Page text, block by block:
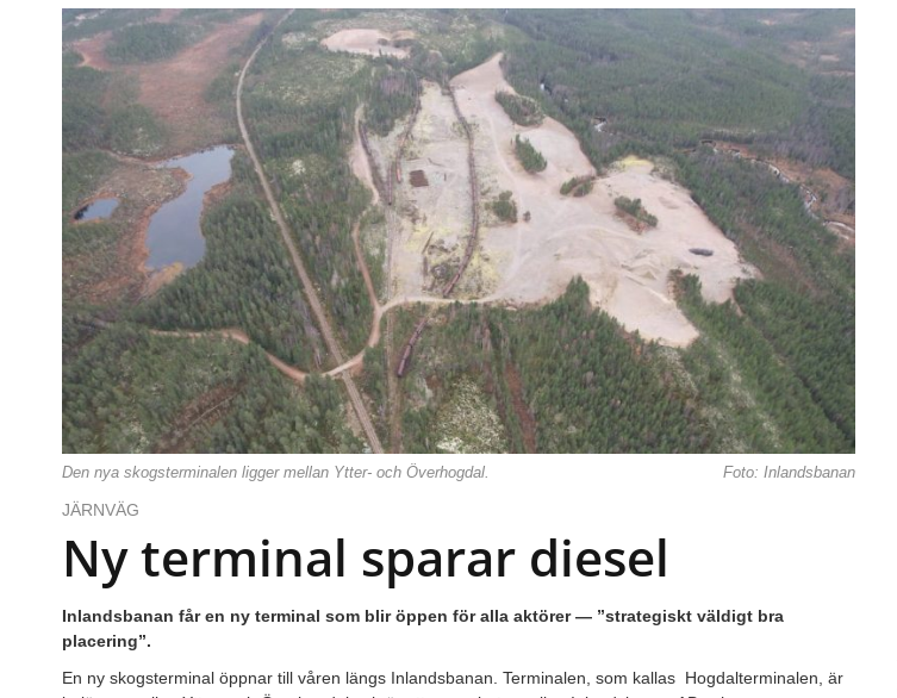
Den nya skogsterminalen ligger mellan Ytter- och Överhogdal. Foto: Inlandsbanan
JÄRNVÄG
Ny terminal sparar diesel
Inlandsbanan får en ny terminal som blir öppen för alla aktörer — ”strategiskt väldigt bra
placering”.
En ny skogsterminal öppnar till våren längs Inlandsbanan. Terminalen, som kallas Hogdalterminalen, är